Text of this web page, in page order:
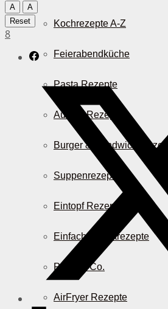
Kochrezepte A-Z
Feierabendküche
Pasta Rezepte
Auflauf Rezepte
Burger & Sandwich
Suppenrezepte
Eintopf Rezepte
Einfache Salatrezepte
Pizza & Co.
AirFryer Rezepte
A
A
Reset
8